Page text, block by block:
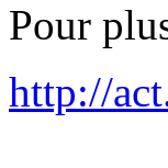
Pour
http://